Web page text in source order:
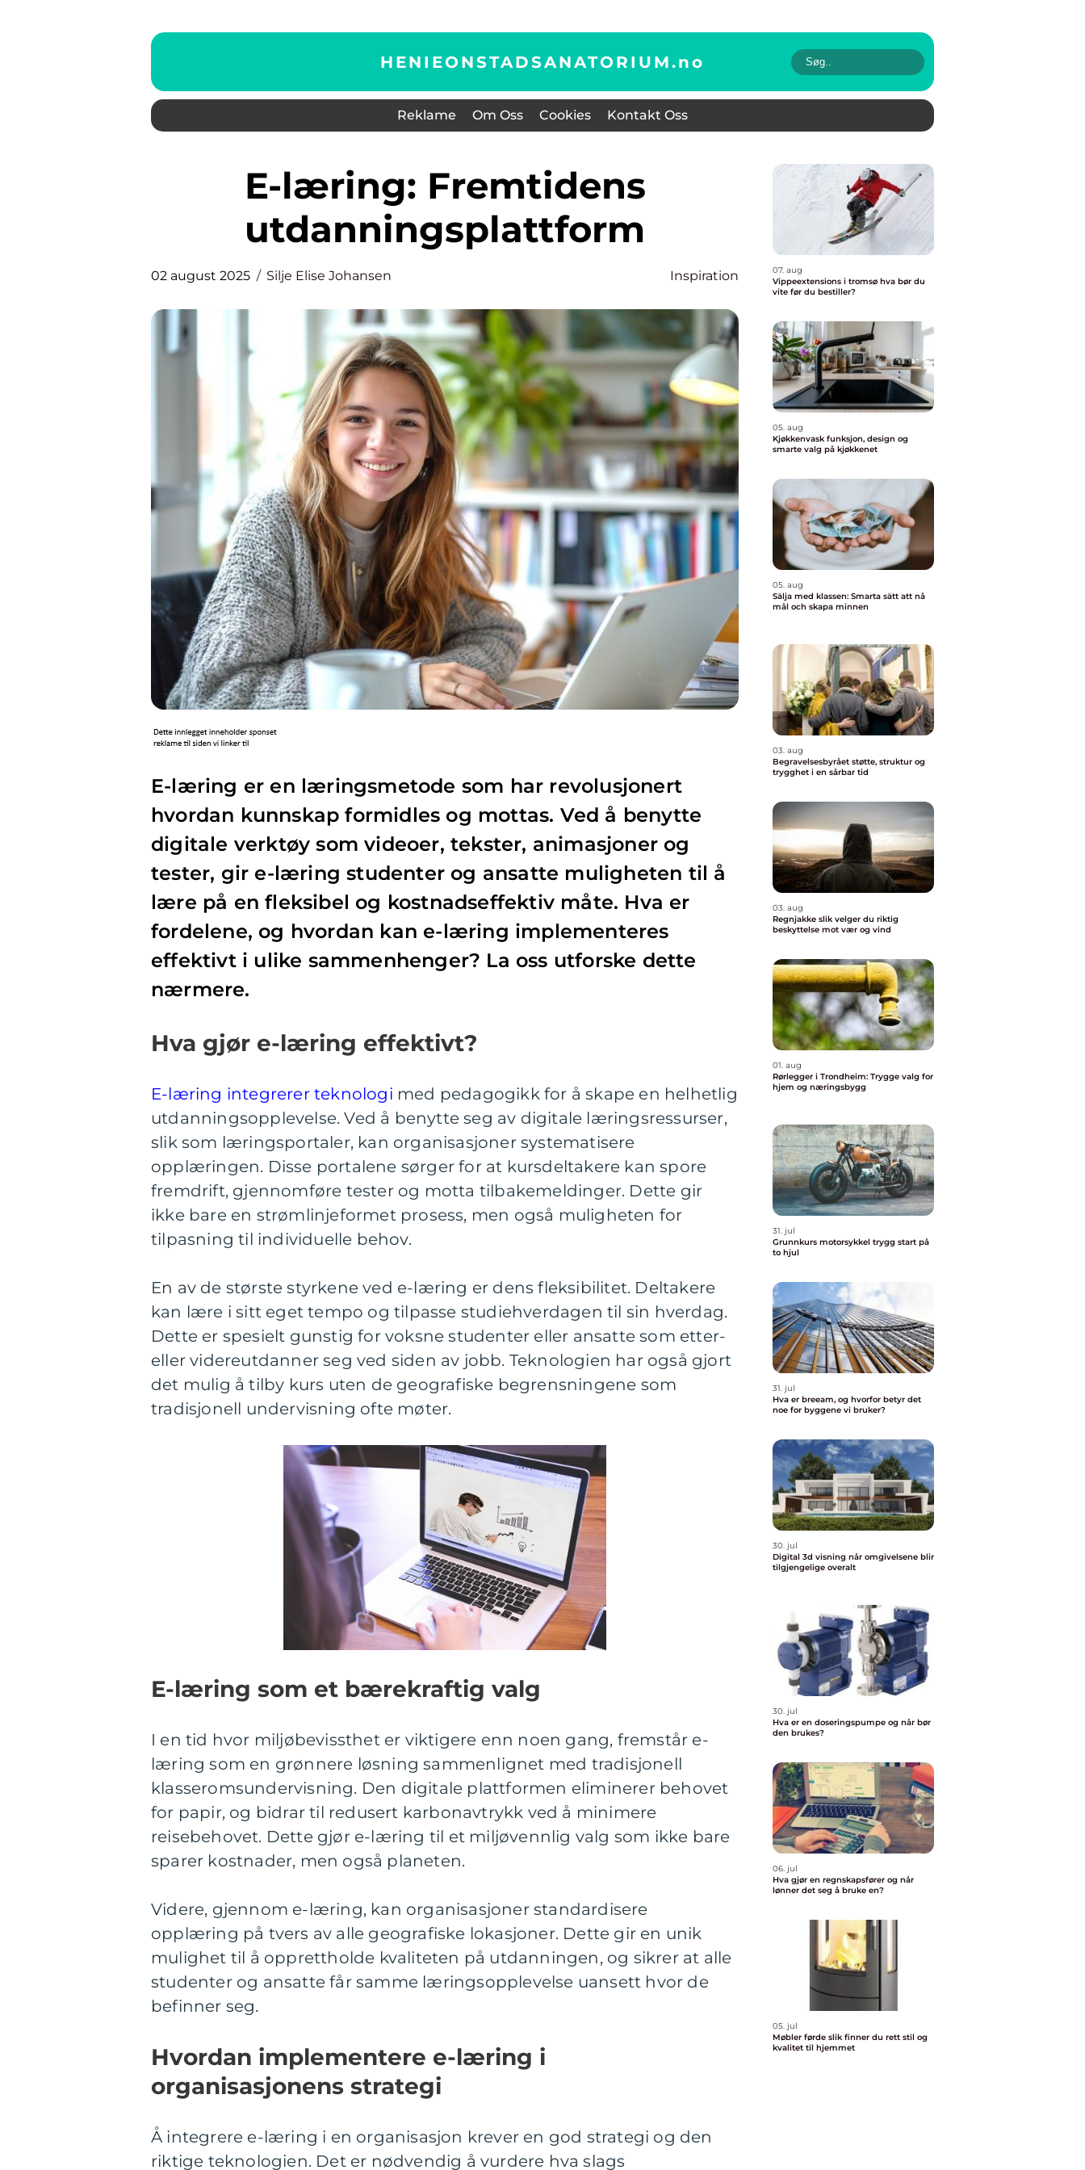
HENIEONSTADSANATORIUM.no
Reklame Om Oss Cookies Kontakt Oss
E-læring: Fremtidens
utdanningsplattform
02 august 2025 Silje Elise Johansen Inspiration
E-læring er en læringsmetode som har revolusjonert
hvordan kunnskap formidles og mottas. Ved å benytte
digitale verktøy som videoer, tekster, animasjoner og
tester, gir e-læring studenter og ansatte muligheten til å
lære på en fleksibel og kostnadseffektiv måte. Hva er
fordelene, og hvordan kan e-læring implementeres
effektivt i ulike sammenhenger? La oss utforske dette
nærmere.
Hva gjør e-læring effektivt?
E-læring integrerer teknologi med pedagogikk for å skape en helhetlig
utdanningsopplevelse. Ved å benytte seg av digitale læringsressurser,
slik som læringsportaler, kan organisasjoner systematisere
opplæringen. Disse portalene sørger for at kursdeltakere kan spore
fremdrift, gjennomføre tester og motta tilbakemeldinger. Dette gir
ikke bare en strømlinjeformet prosess, men også muligheten for
tilpasning til individuelle behov.
En av de største styrkene ved e-læring er dens fleksibilitet. Deltakere
kan lære i sitt eget tempo og tilpasse studiehverdagen til sin hverdag.
Dette er spesielt gunstig for voksne studenter eller ansatte som etter-
eller videreutdanner seg ved siden av jobb. Teknologien har også gjort
det mulig å tilby kurs uten de geografiske begrensningene som
tradisjonell undervisning ofte møter.
E-læring som et bærekraftig valg
I en tid hvor miljøbevissthet er viktigere enn noen gang, fremstår e-
læring som en grønnere løsning sammenlignet med tradisjonell
klasseromsundervisning. Den digitale plattformen eliminerer behovet
for papir, og bidrar til redusert karbonavtrykk ved å minimere
reisebehovet. Dette gjør e-læring til et miljøvennlig valg som ikke bare
sparer kostnader, men også planeten.
Videre, gjennom e-læring, kan organisasjoner standardisere
opplæring på tvers av alle geografiske lokasjoner. Dette gir en unik
mulighet til å opprettholde kvaliteten på utdanningen, og sikrer at alle
studenter og ansatte får samme læringsopplevelse uansett hvor de
befinner seg.
Hvordan implementere e-læring i
organisasjonens strategi
Å integrere e-læring i en organisasjon krever en god strategi og den
riktige teknologien. Det er nødvendig å vurdere hva slags
07. aug
Vippeextensions i tromsø hva bør du
vite før du bestiller?
05. aug
Kjøkkenvask funksjon, design og
smarte valg på kjøkkenet
05. aug
Sälja med klassen: Smarta sätt att nå
mål och skapa minnen
03. aug
Begravelsesbyrået støtte, struktur og
trygghet i en sårbar tid
03. aug
Regnjakke slik velger du riktig
beskyttelse mot vær og vind
01. aug
Rørlegger i Trondheim: Trygge valg for
hjem og næringsbygg
31. jul
Grunnkurs motorsykkel trygg start på
to hjul
31. jul
Hva er breeam, og hvorfor betyr det
noe for byggene vi bruker?
30. jul
Digital 3d visning når omgivelsene blir
tilgjengelige overalt
30. jul
Hva er en doseringspumpe og når bør
den brukes?
06. jul
Hva gjør en regnskapsfører og når
lønner det seg å bruke en?
05. jul
Møbler førde slik finner du rett stil og
kvalitet til hjemmet